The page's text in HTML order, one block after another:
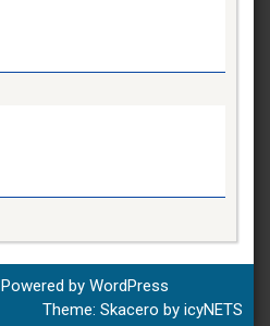
Powered by WordPress
Theme: Skacero by icyNETS